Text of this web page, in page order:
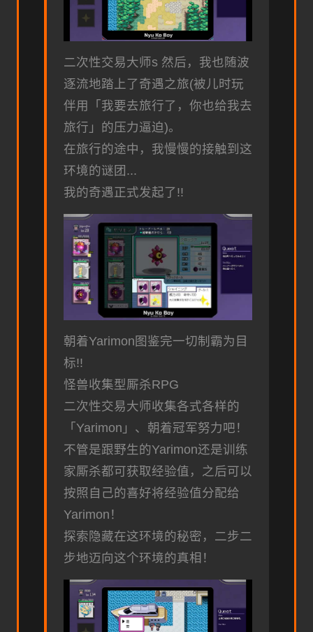
二次性交易大师s 然后，我也随波
逐流地踏上了奇遇之旅(被儿时玩
伴用「我要去旅行了，你也给我去
旅行」的压力逼迫)。
在旅行的途中，我慢慢的接触到这
环境的谜团...
我的奇遇正式发起了!!
朝着Yarimon图鉴完一切制霸为目
标!!
怪兽收集型厮杀RPG
二次性交易大师收集各式各样的
「Yarimon」、朝着冠军努力吧！
不管是跟野生的Yarimon还是训练
家厮杀都可获取经验值，之后可以
按照自己的喜好将经验值分配给
Yarimon！
探索隐藏在这环境的秘密，二步二
步地迈向这个环境的真相！